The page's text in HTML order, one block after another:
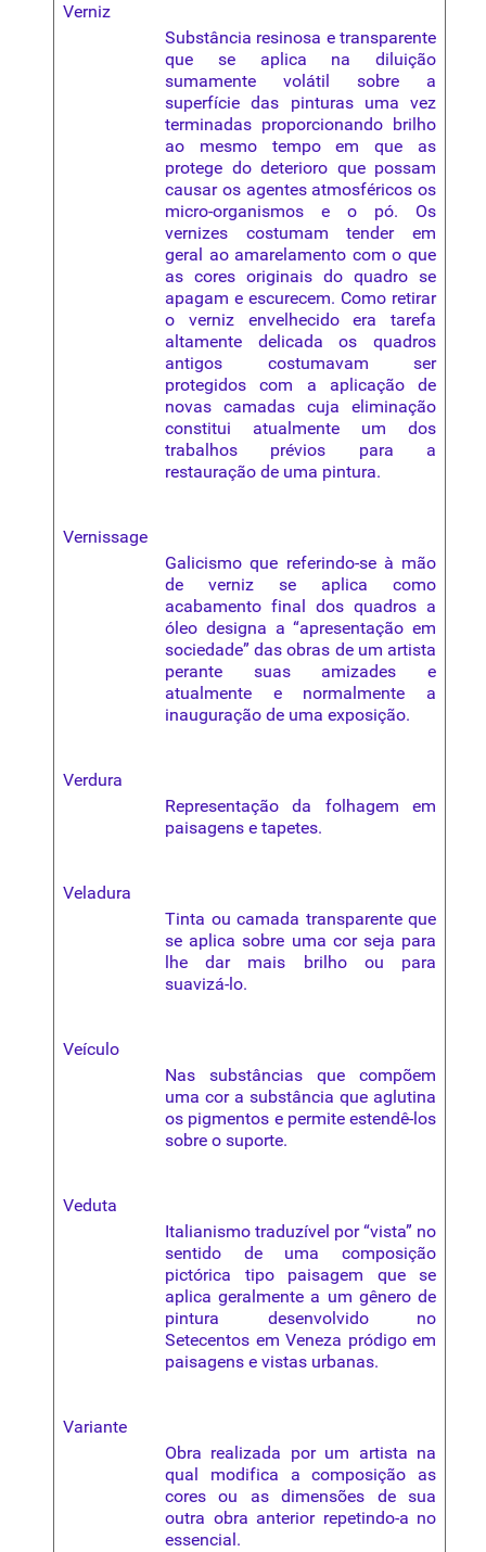
Verniz
Substância resinosa e transparente
que se aplica na diluição
sumamente volátil sobre a
superfície das pinturas uma vez
terminadas proporcionando brilho
ao mesmo tempo em que as
protege do deterioro que possam
causar os agentes atmosféricos os
micro-organismos e o pó. Os
vernizes costumam tender em
geral ao amarelamento com o que
as cores originais do quadro se
apagam e escurecem. Como retirar
o vernizenvelhecido era tarefa
altamente delicada os quadros
antigos costumavam ser
protegidos com a aplicação de
novas camadas cuja eliminação
constitui atualmente um dos
trabalhos prévios para a
restauração de uma pintura.
Vernissage
Galicismo que referindo-se à mão
de verniz se aplica como
acabamento final dos quadros a
óleo designa a “apresentação em
sociedade” das obras de um artista
perante suas amizades e
atualmente e normalmente a
inauguração de uma exposição.
Verdura
Representação da folhagem em
paisagens e tapetes.
Veladura
Tinta ou camada transparente que
se aplica sobre uma cor seja para
lhe dar mais brilho ou para
suavizá-lo.
Veículo
Nas substâncias que compõem
uma cor a substância que aglutina
os pigmentos e permite estendê-los
sobre o suporte.
Veduta
Italianismo traduzível por “vista” no
sentido de uma composição
pictórica tipo paisagem que se
aplica geralmente a um gênerode
pintura desenvolvido no
Setecentos em Veneza pródigo em
paisagens e vistas urbanas.
Variante
Obra realizada por um artista na
qual modifica a composição as
cores ou as dimensões de sua
outra obra anterior repetindo-a no
essencial.